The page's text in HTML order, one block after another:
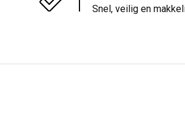
Snel, veilig en